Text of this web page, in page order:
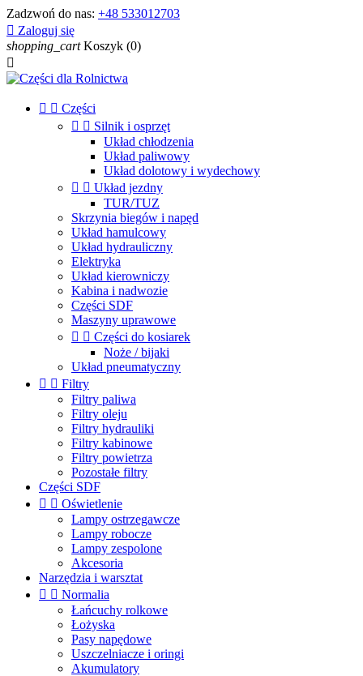
Zadzwoń do nas: +48 533012703
 Zaloguj się
shopping_cart Koszyk (0)

  Części
  Silnik i osprzęt
Układ chłodzenia
Układ paliwowy
Układ dolotowy i wydechowy
  Układ jezdny
TUR/TUZ
Skrzynia biegów i napęd
Układ hamulcowy
Układ hydrauliczny
Elektryka
Układ kierowniczy
Kabina i nadwozie
Części SDF
Maszyny uprawowe
  Części do kosiarek
Noże / bijaki
Układ pneumatyczny
  Filtry
Filtry paliwa
Filtry oleju
Filtry hydrauliki
Filtry kabinowe
Filtry powietrza
Pozostałe filtry
Części SDF
  Oświetlenie
Lampy ostrzegawcze
Lampy robocze
Lampy zespolone
Akcesoria
Narzędzia i warsztat
  Normalia
Łańcuchy rolkowe
Łożyska
Pasy napędowe
Uszczelniacze i oringi
Akumulatory